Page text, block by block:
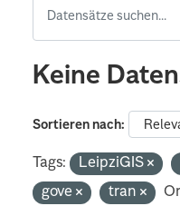
Keine
Sortieren nach
Tags: LeipziGIS
gove
tran